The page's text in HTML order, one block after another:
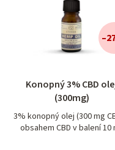
Konopný 3% CBD
(300mg)
3% konopný olej (300 mg
obsahem CBD v balení 10